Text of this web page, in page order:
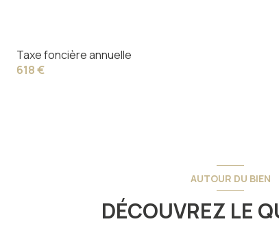
Taxe foncière annuelle
618 €
AUTOUR DU BIEN
DÉCOUVREZ LE